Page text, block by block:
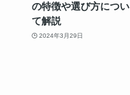
の特徴や選び方につい
て解説
2024年3月29日